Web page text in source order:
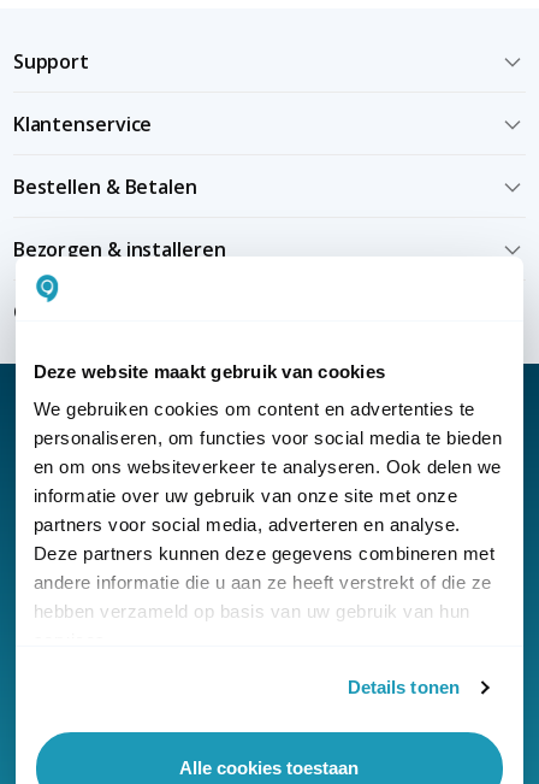
Deze website maakt gebruik van cookies
We gebruiken cookies om content en advertenties te
personaliseren, om functies voor social media te bieden
en om ons websiteverkeer te analyseren. Ook delen we
informatie over uw gebruik van onze site met onze
partners voor social media, adverteren en analyse.
Deze partners kunnen deze gegevens combineren met
andere informatie die u aan ze heeft verstrekt of die ze
hebben verzameld op basis van uw gebruik van hun
Details tonen
Alle cookies toestaan
Support
Klantenservice
Bestellen & Betalen
Bezorgen & installeren
Over KommaGo
Nieuwsbrief
Klantenservice